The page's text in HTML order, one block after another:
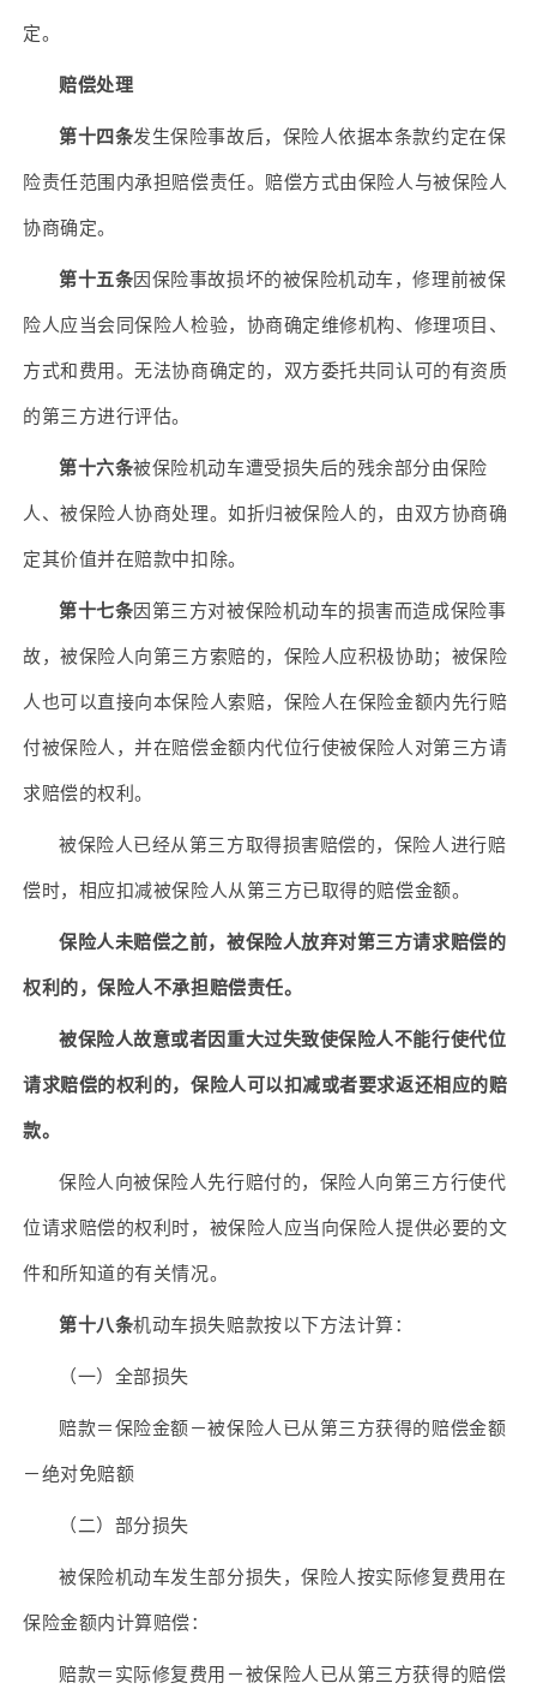
定。
赔偿处理
第十四条发生保险事故后，保险人依据本条款约定在保
险责任范围内承担赔偿责任。赔偿方式由保险人与被保险人
协商确定。
第十五条因保险事故损坏的被保险机动车，修理前被保
险人应当会同保险人检验，协商确定维修机构、修理项目、
方式和费用。无法协商确定的，双方委托共同认可的有资质
的第三方进行评估。
第十六条被保险机动车遭受损失后的残余部分由保险
人、被保险人协商处理。如折归被保险人的，由双方协商确
定其价值并在赔款中扣除。
第十七条因第三方对被保险机动车的损害而造成保险事
故，被保险人向第三方索赔的，保险人应积极协助；被保险
人也可以直接向本保险人索赔，保险人在保险金额内先行赔
付被保险人，并在赔偿金额内代位行使被保险人对第三方请
求赔偿的权利。
被保险人已经从第三方取得损害赔偿的，保险人进行赔
偿时，相应扣减被保险人从第三方已取得的赔偿金额。
保险人未赔偿之前，被保险人放弃对第三方请求赔偿的
权利的，保险人不承担赔偿责任。
被保险人故意或者因重大过失致使保险人不能行使代位
请求赔偿的权利的，保险人可以扣减或者要求返还相应的赔
款。
保险人向被保险人先行赔付的，保险人向第三方行使代
位请求赔偿的权利时，被保险人应当向保险人提供必要的文
件和所知道的有关情况。
第十八条机动车损失赔款按以下方法计算：
（一）全部损失
赔款＝保险金额－被保险人已从第三方获得的赔偿金额
－绝对免赔额
（二）部分损失
被保险机动车发生部分损失，保险人按实际修复费用在
保险金额内计算赔偿：
赔款＝实际修复费用－被保险人已从第三方获得的赔偿